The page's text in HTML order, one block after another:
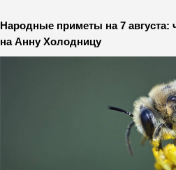
Народные приметы на 7 августа:
на Анну Холодницу